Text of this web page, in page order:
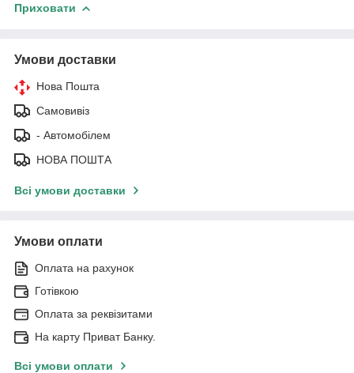
Приховати
Умови доставки
Нова Пошта
Самовивіз
- Автомобілем
НОВА ПОШТА
Всі умови доставки
Умови оплати
Оплата на рахунок
Готівкою
Оплата за реквізитами
На карту Приват Банку.
Всі умови оплати